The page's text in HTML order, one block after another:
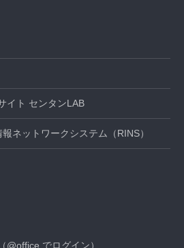
イト センタンLAB
ネットワークシステム（RINS）
@office でログイン）